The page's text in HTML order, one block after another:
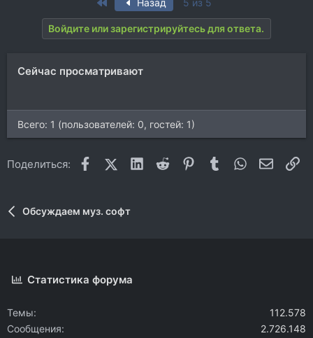
Назад 5 из 5
Войдите или зарегистрируйтесь для ответа.
Сейчас просматривают
Всего: 1 (пользователей: 0, гостей: 1)
Поделиться: FacebookX (Twitter)
LinkedIn
Reddit Pinterest
Tumblr WhatsApp
Обсуждаем муз. софт
Статистика форума
Темы
112.578
Сообщения
2.726.148